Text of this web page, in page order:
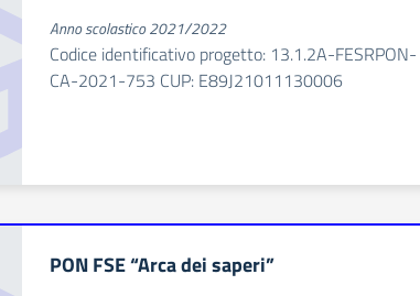
Anno scolastico 2021/2022
Codice identificativo progetto: 13.1.2A-FESRPON-
CA-2021-753 CUP: E89J21011130006
PON FSE “Arca dei saperi”